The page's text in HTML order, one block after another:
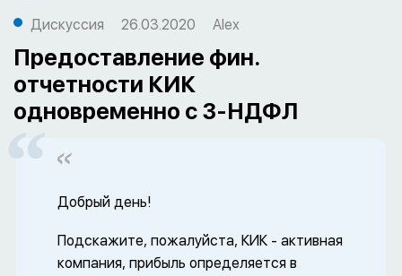
Дискуссия 26.03.2020 Alex
Предоставление фин.
отчетности КИК
одновременно с 3-НДФЛ
Добрый день!
Подскажите, пожалуйста, КИК - активная
компания, прибыль определяется в